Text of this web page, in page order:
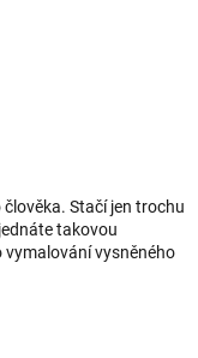
Stačí jen trochu
takovou
vymalování vysněného